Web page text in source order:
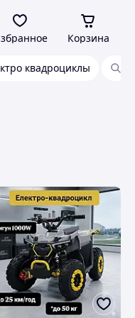
Корзина
квадроциклы